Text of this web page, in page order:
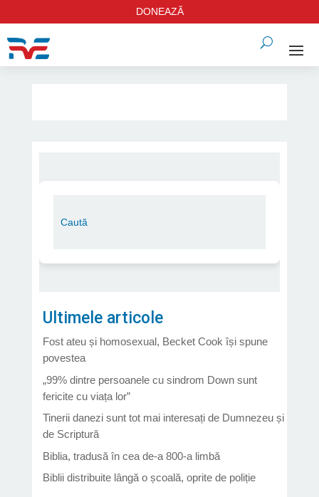
DONEAZĂ
Ultimele articole
Fost ateu și homosexual, Becket Cook își spune
povestea
„99% dintre persoanele cu sindrom Down sunt
fericite cu viața lor”
Tinerii danezi sunt tot mai interesați de Dumnezeu și
de Scriptură
Biblia, tradusă în cea de-a 800-a limbă
Biblii distribuite lângă o școală, oprite de poliție